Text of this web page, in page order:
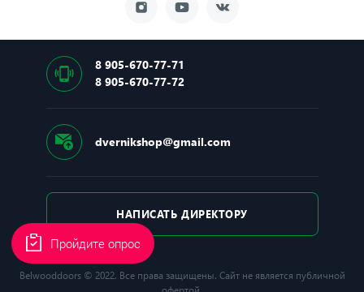
8 905-670-77-71
8 905-670-77-72
dvernikshop@gmail.com
НАПИСАТЬ ДИРЕКТОРУ
Belwooddoors © 2022. Все права защищены. Сайт не является публичной
Пройдите опрос